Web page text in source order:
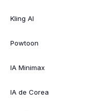
Kling AI
Powtoon
IA Minimax
IA de Corea